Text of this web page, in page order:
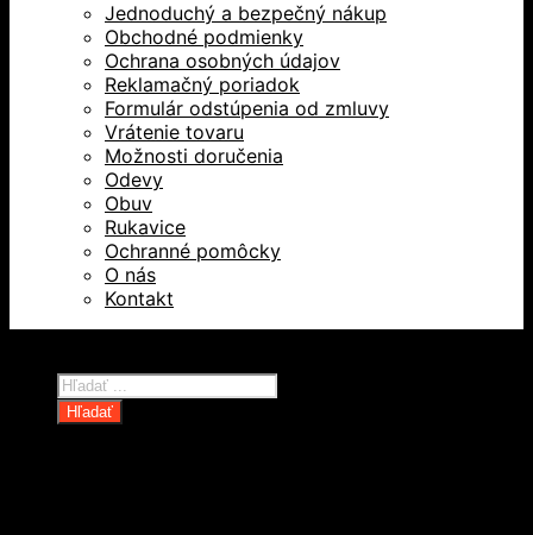
Jednoduchý a bezpečný nákup
Obchodné podmienky
Ochrana osobných údajov
Reklamačný poriadok
Formulár odstúpenia od zmluvy
Vrátenie tovaru
Možnosti doručenia
Odevy
Obuv
Rukavice
Ochranné pomôcky
O nás
Kontakt
Products
search
Hľadať